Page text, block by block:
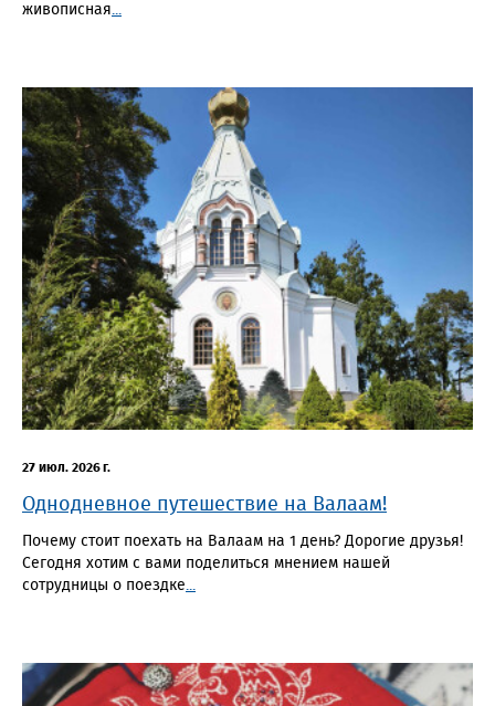
живописная
27 июл. 2026 г.
Однодневное путешествие на Валаам!
Почему стоит поехать на Валаам на 1 день? Дорогие друзья!
Сегодня хотим с вами поделиться мнением нашей
сотрудницы о поездке...